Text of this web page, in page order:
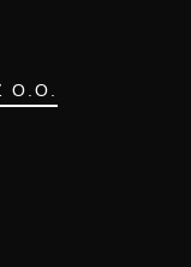
O.O.